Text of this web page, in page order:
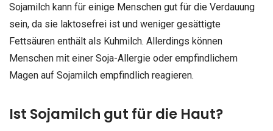
Sojamilch kann für einige Menschen gut für die Verdauung
sein, da sie laktosefrei ist und weniger gesättigte
Fettsäuren enthält als Kuhmilch. Allerdings können
Menschen mit einer Soja-Allergie oder empfindlichem
Magen auf Sojamilch empfindlich reagieren.
Ist Sojamilch gut für die Haut?